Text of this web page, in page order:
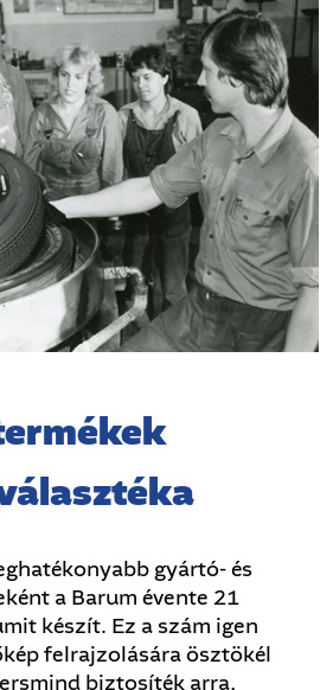
gyártó- és
a Barum évente 21
készít. Ez a szám igen
felrajzolására ösztökél
biztosíték arra,